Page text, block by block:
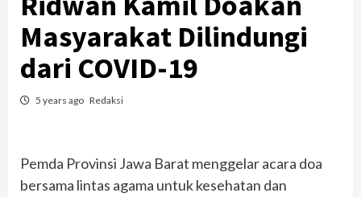
Masyarakat Dilindungi
dari COVID-19
5 years ago Redaksi
Pemda Provinsi Jawa Barat menggelar acara doa
bersama lintas agama untuk kesehatan dan